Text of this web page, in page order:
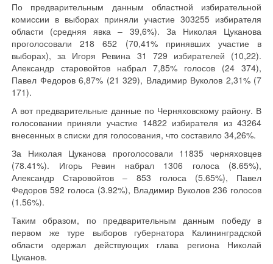
По предварительным данным областной избирательной
комиссии в выборах приняли участие 303255 избирателя
области (средняя явка – 39,6%). За Николая Цуканова
проголосовали 218 652 (70,41% принявших участие в
выборах), за Игоря Ревина 31 729 избирателей (10,22).
Александр старовойтов набрал 7,85% голосов (24 374),
Павел Федоров 6,87% (21 329), Владимир Вуколов 2,31% (7
171).
А вот предварительные данные по Черняховскому району. В
голосовании приняли участие 14822 избирателя из 43264
внесенных в списки для голосования, что составило 34,26%.
За Николая Цуканова проголосовали 11835 черняховцев
(78.41%). Игорь Ревин набрал 1306 голоса (8.65%),
Александр Старовойтов – 853 голоса (5.65%), Павел
Федоров 592 голоса (3.92%), Владимир Вуколов 236 голосов
(1.56%).
Таким образом, по предварительным данным победу в
первом же туре выборов губернатора Калининградской
области одержал действующих глава региона Николай
Цуканов.